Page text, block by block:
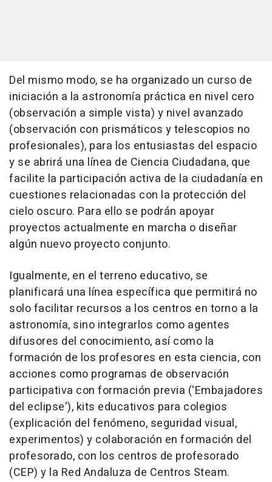
Del mismo modo, se ha organizado un curso de
iniciación a la astronomía práctica en nivel cero
(observación a simple vista) y nivel avanzado
(observación con prismáticos y telescopios no
profesionales), para los entusiastas del espacio
y se abrirá una línea de Ciencia Ciudadana, que
facilite la participación activa de la ciudadanía en
cuestiones relacionadas con la protección del
cielo oscuro. Para ello se podrán apoyar
proyectos actualmente en marcha o diseñar
algún nuevo proyecto conjunto.
Igualmente, en el terreno educativo, se
planificará una línea específica que permitirá no
solo facilitar recursos a los centros en torno a la
astronomía, sino integrarlos como agentes
difusores del conocimiento, así como la
formación de los profesores en esta ciencia, con
acciones como programas de observación
participativa con formación previa ('Embajadores
del eclipse'), kits educativos para colegios
(explicación del fenómeno, seguridad visual,
experimentos) y colaboración en formación del
profesorado, con los centros de profesorado
(CEP) y la Red Andaluza de Centros Steam.